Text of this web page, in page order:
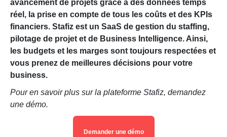
avancement de projets grâce à des données temps
réel, la prise en compte de tous les coûts et des KPIs
financiers. Stafiz est un SaaS de gestion du staffing,
pilotage de projet et de Business Intelligence. Ainsi,
les budgets et les marges sont toujours respectées et
vous prenez de meilleures décisions pour votre
business.
Pour en savoir plus sur la plateforme Stafiz, demandez
une démo.
Demander une démo